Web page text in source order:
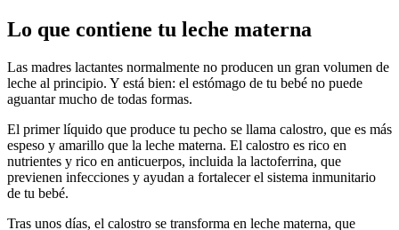
Lo que contiene tu leche materna
Las madres lactantes normalmente no producen un gran volumen de
leche al principio. Y está bien: el estómago de tu bebé no puede
aguantar mucho de todas formas.
El primer líquido que produce tu pecho se llama calostro, que es más
espeso y amarillo que la leche materna. El calostro es rico en
nutrientes y rico en anticuerpos, incluida la lactoferrina, que
previenen infecciones y ayudan a fortalecer el sistema inmunitario
de tu bebé.
Tras unos días, el calostro se transforma en leche materna, que